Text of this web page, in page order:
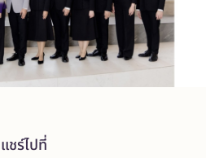
แชร์ไปที่